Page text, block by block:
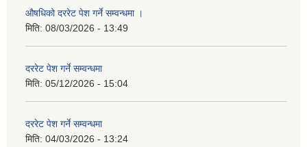
औषधिको दररेट पेश गर्ने सम्वन्धमा ।
मिति: 08/03/2026 - 13:49
दररेट पेश गर्ने सम्वन्धमा
मिति: 05/12/2026 - 15:04
दररेट पेश गर्ने सम्वन्धमा
मिति: 04/03/2026 - 13:24